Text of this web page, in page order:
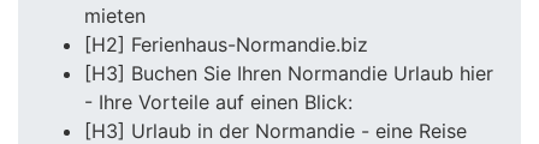
mieten
[H2] Ferienhaus-Normandie.biz
[H3] Buchen Sie Ihren Normandie Urlaub hier
- Ihre Vorteile auf einen Blick:
[H3] Urlaub in der Normandie - eine Reise